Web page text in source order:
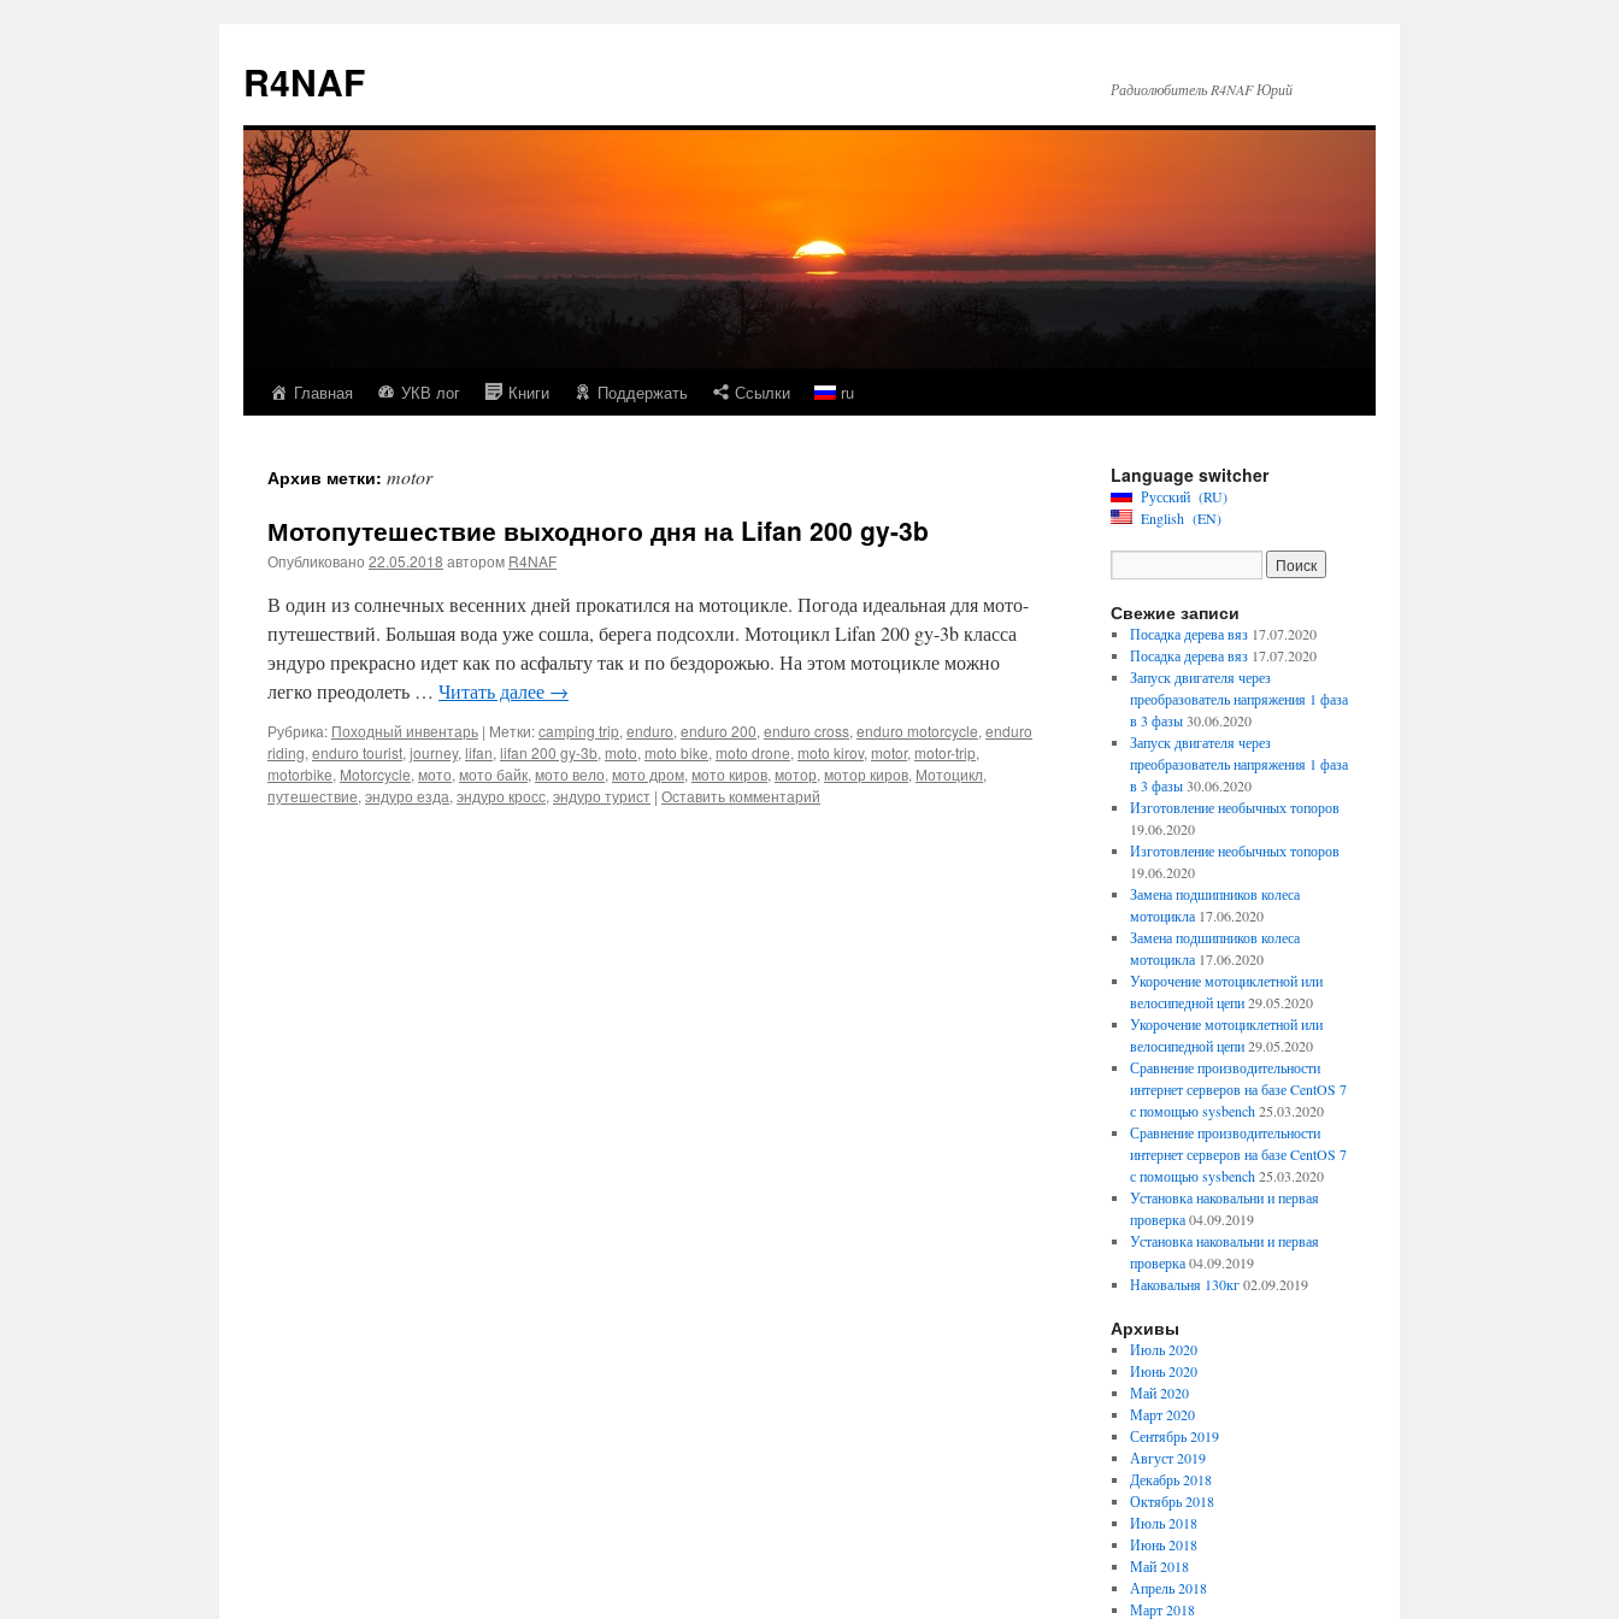
R4NAF Радиолюбитель R4NAF Юрий
Перейти
содержимому
Главная УКВ лог Книги Поддержать Ссылки ru
Архив метки: motor
Мотопутешествие выходного дня на Lifan 200 gy-3b
Опубликовано 22.05.2018 автором R4NAF
В один из солнечных весенних дней прокатился на мотоцикле. Погода идеальная для мото-
путешествий. Большая вода уже сошла, берега подсохли. Мотоцикл Lifan 200 gy-3b класса
эндуро прекрасно идет как по асфальту так и по бездорожью. На этом мотоцикле можно
легко преодолеть … Читать далее →
Рубрика: Походный инвентарь | Метки:camping trip, enduro, enduro 200, enduro cross, enduro motorcycle, enduro
riding, enduro tourist, journey, lifan, lifan 200 gy-3b, moto, moto bike, moto drone, moto kirov, motor, motor-trip,
motorbike, Motorcycle, мото, мото байк, мото вело, мото дром, мото киров, мотор, мотор киров, Мотоцикл,
путешествие, эндуро езда, эндуро кросс, эндуро турист | Оставить комментарий
Language switcher
Русский
RU
English
EN
Свежие записи
Посадка дерева вяз 17.07.2020
Посадка дерева вяз 17.07.2020
Запуск двигателя через
преобразователь напряжения 1 фаза
в 3 фазы 30.06.2020
Запуск двигателя через
преобразователь напряжения 1 фаза
в 3 фазы 30.06.2020
Изготовление необычных топоров
19.06.2020
Изготовление необычных топоров
19.06.2020
Замена подшипников колеса
мотоцикла 17.06.2020
Замена подшипников колеса
мотоцикла 17.06.2020
Укорочение мотоциклетной или
велосипедной цепи 29.05.2020
Укорочение мотоциклетной или
велосипедной цепи 29.05.2020
Сравнение производительности
интернет серверов на базе CentOS 7
с помощью sysbench 25.03.2020
Сравнение производительности
интернет серверов на базе CentOS 7
с помощью sysbench 25.03.2020
Установка наковальни и первая
проверка 04.09.2019
Установка наковальни и первая
проверка 04.09.2019
Наковальня 130кг 02.09.2019
Архивы
Июль 2020
Июнь 2020
Май 2020
Март 2020
Сентябрь 2019
Август 2019
Декабрь 2018
Октябрь 2018
Июль 2018
Июнь 2018
Май 2018
Апрель 2018
Март 2018